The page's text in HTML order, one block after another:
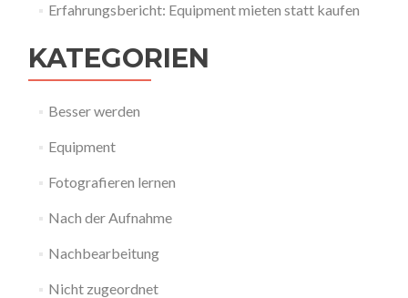
Erfahrungsbericht: Equipment mieten statt kaufen
KATEGORIEN
Besser werden
Equipment
Fotografieren lernen
Nach der Aufnahme
Nachbearbeitung
Nicht zugeordnet